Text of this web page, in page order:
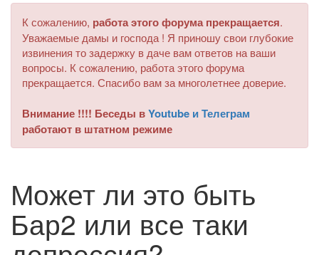
К сожалению, работа этого форума прекращается.
Уважаемые дамы и господа ! Я приношу свои глубокие
извинения то задержку в даче вам ответов на ваши
вопросы. К сожалению, работа этого форума
прекращается. Спасибо вам за многолетнее доверие.
Внимание !!!! Беседы вYoutube и Телеграм
работают в штатном режиме
Может ли это быть
Бар2 или все таки